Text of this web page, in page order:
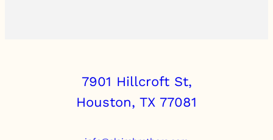
7901 Hillcroft St,
Houston, TX 77081